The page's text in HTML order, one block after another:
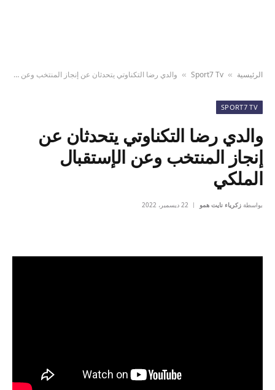
الرئيسية »
Sport7 Tv
» والدي رضا التكناوتي يتحدثان عن إنجاز المنتخب وعن الإستقبال الملكي
SPORT7 TV
والدي رضا التكناوتي يتحدثان عن
إنجاز المنتخب وعن الإستقبال
الملكي
بواسطة زكرياء نايت همو 22 ديسمبر، 2022